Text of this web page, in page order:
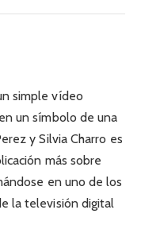
simple vídeo
un símbolo de una
y Silvia Charro es
más sobre
en uno de los
la televisión digital